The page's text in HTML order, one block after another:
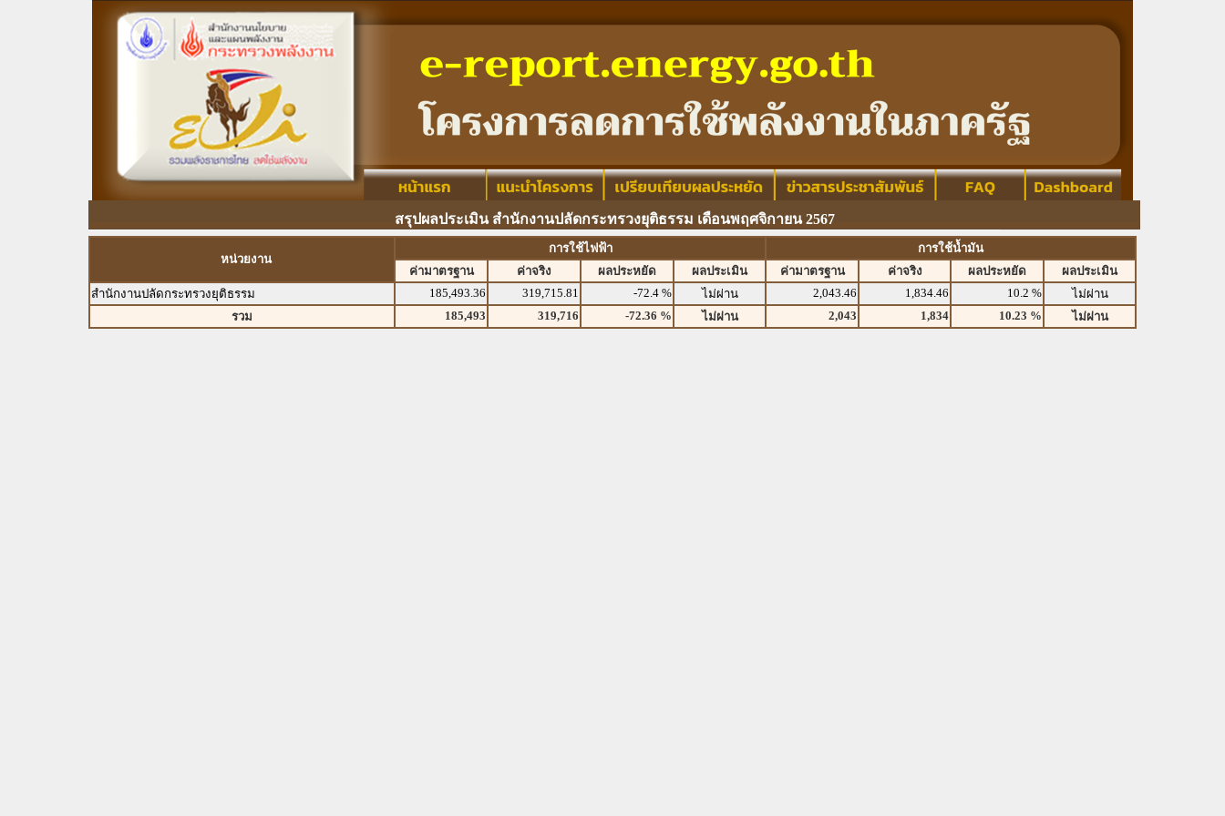
สรุปผลประเมิน สำนักงานปลัดกระทรวงยุติธรรม เดือนพฤศจิกายน 2567
หน่วยงาน
การใช้ไฟฟ้า
การใช้น้ำมัน
ค่ามาตรฐาน
ค่าจริง ผลประหยัด ผลประเมิน ค่ามาตรฐาน ค่าจริง ผลประหยัด
ผลประเมิน
สำนักงานปลัดกระทรวงยุติธรรม
185,493.36 319,715.81 -72.4 % ไม่ผ่าน 2,043.46 1,834.46 10.2 %
ไม่ผ่าน
รวม
185,493 319,716 -72.36 % ไม่ผ่าน 2,043 1,834 10.23 % ไม่ผ่าน